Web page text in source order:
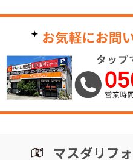
マスダリフ